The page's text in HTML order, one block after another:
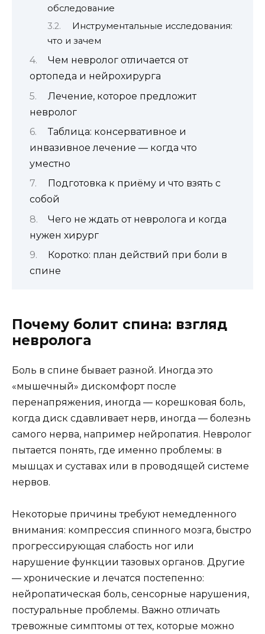
обследование
Инструментальные исследования:
что и зачем
Чем невролог отличается от
ортопеда и нейрохирурга
Лечение, которое предложит
невролог
Таблица: консервативное и
инвазивное лечение — когда что
уместно
Подготовка к приёму и что взять с
собой
Чего не ждать от невролога и когда
нужен хирург
Коротко: план действий при боли в
спине
Почему болит спина: взгляд
невролога
Боль в спине бывает разной. Иногда это
«мышечный» дискомфорт после
перенапряжения, иногда — корешковая боль,
когда диск сдавливает нерв, иногда — болезнь
самого нерва, например нейропатия. Невролог
пытается понять, где именно проблемы: в
мышцах и суставах или в проводящей системе
нервов.
Некоторые причины требуют немедленного
внимания: компрессия спинного мозга, быстро
прогрессирующая слабость ног или
нарушение функции тазовых органов. Другие
— хронические и лечатся постепенно:
нейропатическая боль, сенсорные нарушения,
постуральные проблемы. Важно отличать
тревожные симптомы от тех, которые можно